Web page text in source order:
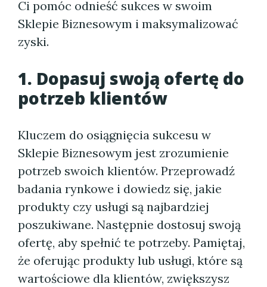
Ci pomóc odnieść sukces w swoim
Sklepie Biznesowym i maksymalizować
zyski.
1. Dopasuj swoją ofertę do
potrzeb klientów
Kluczem do osiągnięcia sukcesu w
Sklepie Biznesowym jest zrozumienie
potrzeb swoich klientów. Przeprowadź
badania rynkowe i dowiedz się, jakie
produkty czy usługi są najbardziej
poszukiwane. Następnie dostosuj swoją
ofertę, aby spełnić te potrzeby. Pamiętaj,
że oferując produkty lub usługi, które są
wartościowe dla klientów, zwiększysz